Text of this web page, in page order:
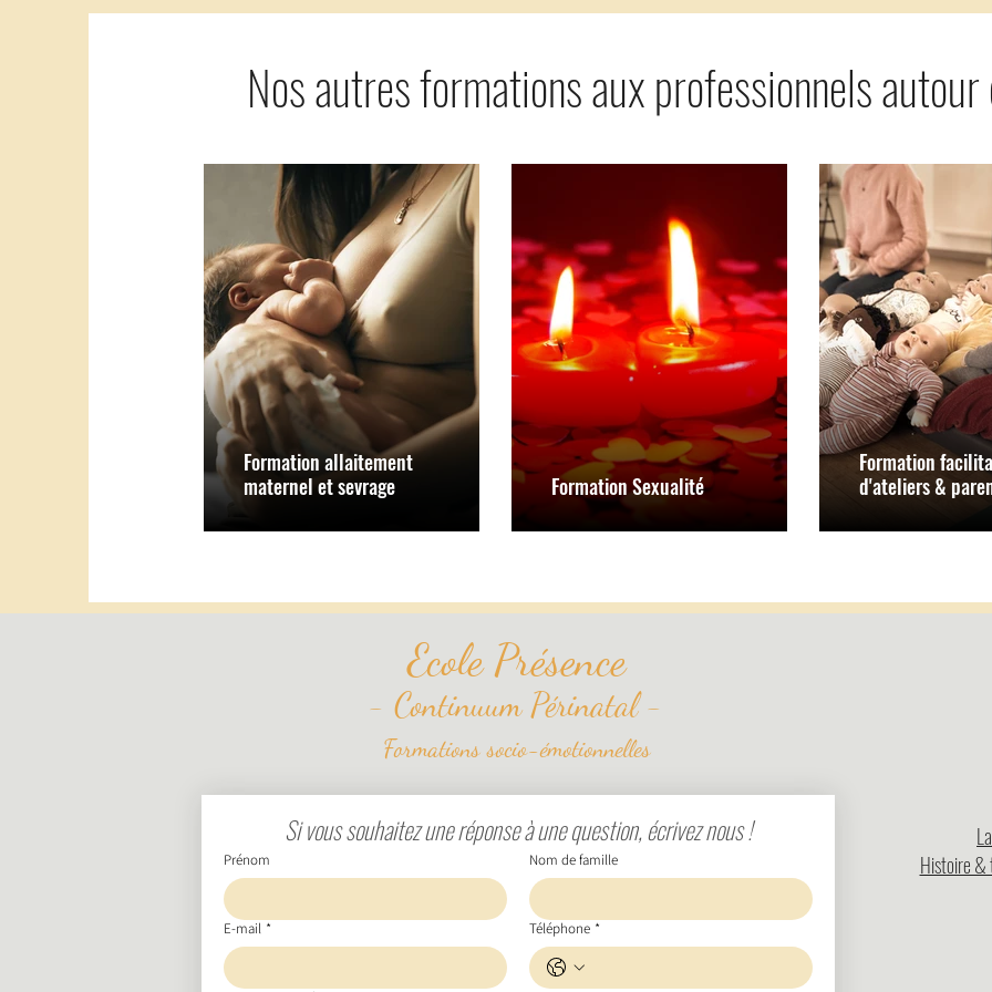
Nos autres formations aux professionnels
Formation allaitement
maternel et sevrage
Formation Sexualité
Formation
d'ateliers &
EcolePrésence
- Continuum Périnatal -
Formations socio-émotionnelles
Si vous souhaitez une réponse à une question, écrivez nous !
Prénom Nom de famille
E‑mail * Téléphone *
Histoire &